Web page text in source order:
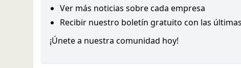
Ver más noticias sobre cada empresa
Recibir nuestro boletín gratuito con las
¡Únete a nuestra comunidad hoy!